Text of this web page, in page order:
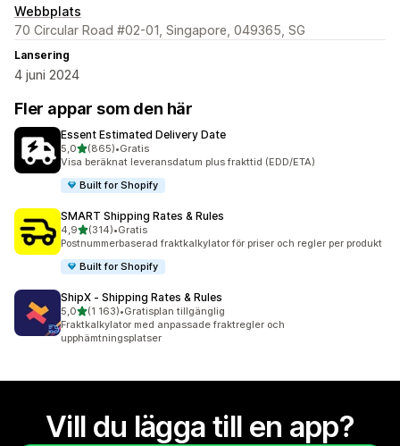
Webbplats
70 Circular Road #02-01, Singapore, 049365, SG
Lansering
4 juni 2024
Fler appar som den här
Essent Estimated Delivery Date
5,0av 5 stjärnor
(865)
865 recensioner totalt
•Gratis
Visa beräknat leveransdatum plus frakttid (EDD/ETA)
Built for Shopify
SMART Shipping Rates & Rules
4,9av 5 stjärnor
(314)
314 recensioner totalt
•Gratis
Postnummerbaserad fraktkalkylator för priser och regler per produkt
Built for Shopify
ShipX ‑ Shipping Rates & Rules
5,0av 5 stjärnor
(1 163)
1163 recensioner totalt
•Gratisplan tillgänglig
Fraktkalkylator med anpassade fraktregler och
upphämtningsplatser
Vill du lägga till en app?